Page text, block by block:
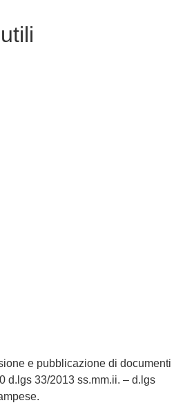
e pubblicazione di documenti
d.lgs 33/2013 ss.mm.ii. – d.lgs